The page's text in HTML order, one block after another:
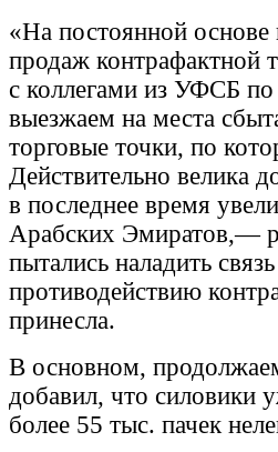
«На постоянной основе
продаж контрафактной
с коллегами из УФСБ
выезжаем на места
торговые точки, по
Действительно велика
в последнее время
Арабских Эмиратов,—
пытались наладить
противодействию
принесла.
В основном,
добавил, что силовики
более 55 тыс. пачек